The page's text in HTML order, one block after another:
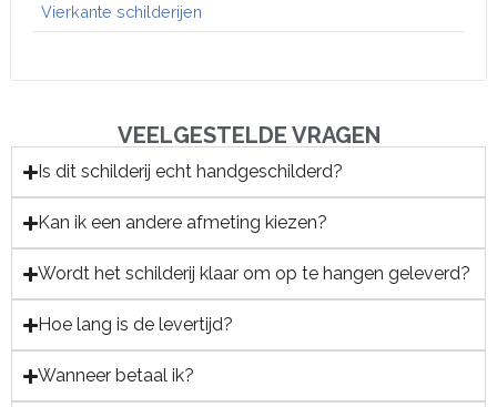
Vierkante schilderijen
VEELGESTELDE VRAGEN
Is dit schilderij echt handgeschilderd?
Kan ik een andere afmeting kiezen?
Wordt het schilderij klaar om op te hangen geleverd?
Hoe lang is de levertijd?
Wanneer betaal ik?